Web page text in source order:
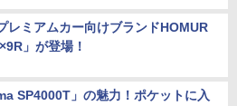
レミアムカー向けブランドHOMUR
」が登場！
SP4000T」の魅力！ポケットに入